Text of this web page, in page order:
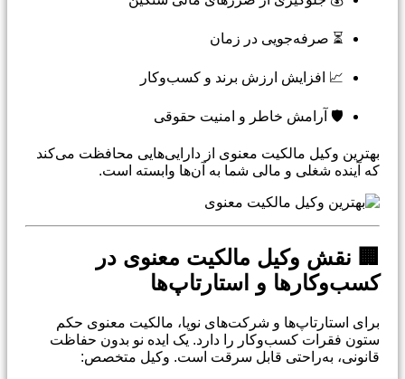
⏳ صرفه‌جویی در زمان
📈 افزایش ارزش برند و کسب‌وکار
🛡️ آرامش خاطر و امنیت حقوقی
بهترین وکیل مالکیت معنوی از دارایی‌هایی محافظت می‌کند
که آینده شغلی و مالی شما به آن‌ها وابسته است.
🏢 نقش وکیل مالکیت معنوی در
کسب‌وکارها و استارتاپ‌ها
برای استارتاپ‌ها و شرکت‌های نوپا، مالکیت معنوی حکم
ستون فقرات کسب‌وکار را دارد. یک ایده نو بدون حفاظت
قانونی، به‌راحتی قابل سرقت است. وکیل متخصص: